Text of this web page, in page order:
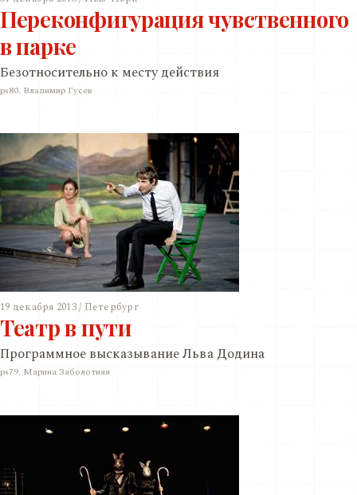
Переконфигурация чувственного
в парке
Безотносительно к месту действия
ps80. Владимир Гусев
19 декабря 2013 / Петербург
Театр в пути
Программное высказывание Льва Додина
ps79. Марина Заболотняя